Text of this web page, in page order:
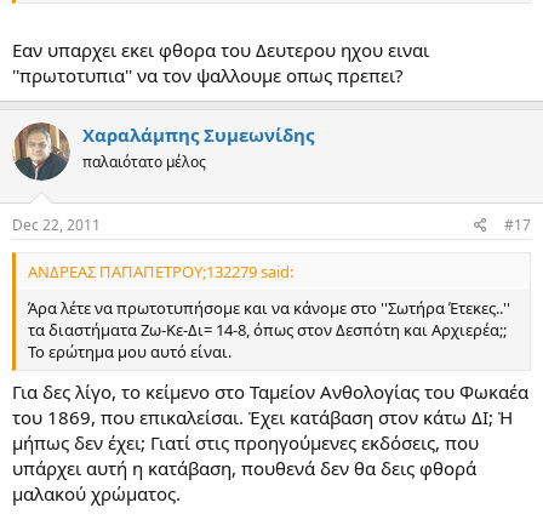
Εαν υπαρχει εκει φθορα του Δευτερου ηχου ειναι
''πρωτοτυπια'' να τον ψαλλουμε οπως πρεπει?
Χαραλάμπης Συμεωνίδης
παλαιότατο μέλος
Dec 22, 2011 #17
ΑΝΔΡΕΑΣ ΠΑΠΑΠΕΤΡΟΥ;132279 said:
Άρα λέτε να πρωτοτυπήσομε και να κάνομε στο ''Σωτήρα Έτεκες..''
τα διαστήματα Ζω-Κε-Δι= 14-8, όπως στον Δεσπότη και Αρχιερέα;;
Το ερώτημα μου αυτό είναι.
Για δες λίγο, το κείμενο στο Ταμείον Ανθολογίας του Φωκαέα
του 1869, που επικαλείσαι. Ἐχει κατάβαση στον κάτω ΔΙ; Ἠ
μήπως δεν έχει; Γιατί στις προηγούμενες εκδόσεις, που
υπάρχει αυτή η κατάβαση, πουθενά δεν θα δεις φθορά
μαλακού χρώματος.